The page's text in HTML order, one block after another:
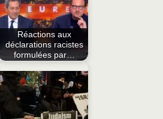
Réactions aux
déclarations racistes
formulées par…